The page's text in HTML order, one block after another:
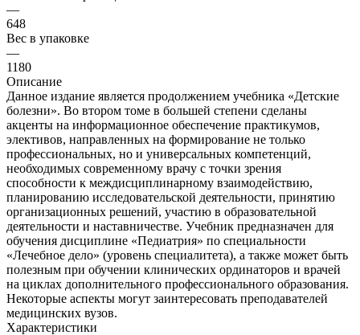
—
648
Вес в упаковке
—
1180
Описание
Данное издание является продолжением учебника «Детские
болезни». Во втором томе в большей степени сделаны
акценты на информационное обеспечение практикумов,
элективов, направленных на формирование не только
профессиональных, но и универсальных компетенций,
необходимых современному врачу с точки зрения
способности к междисциплинарному взаимодействию,
планированию исследовательской деятельности, принятию
организационных решений, участию в образовательной
деятельности и наставничестве. Учебник предназначен для
обучения дисциплине «Педиатрия» по специальности
«Лечебное дело» (уровень специалитета), а также может быть
полезным при обучении клинических ординаторов и врачей
на циклах дополнительного профессионального образования.
Некоторые аспекты могут заинтересовать преподавателей
медицинских вузов.
Характеристики